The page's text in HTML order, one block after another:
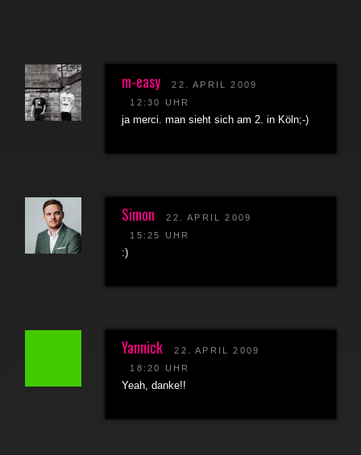
m-easy
22. APRIL 2009
12:30 UHR
ja merci. man sieht sich am 2. in Köln;-)
Simon
22. APRIL 2009
15:25 UHR
:)
Yannick
22. APRIL 2009
18:20 UHR
Yeah, danke!!